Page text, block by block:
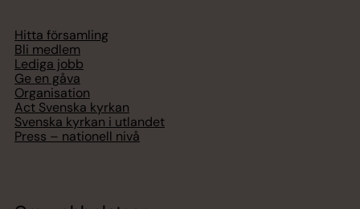
Hitta församling
Bli medlem
Lediga jobb
Ge en gåva
Organisation
Act Svenska kyrkan
Svenska kyrkan i utlandet
Press – nationell nivå